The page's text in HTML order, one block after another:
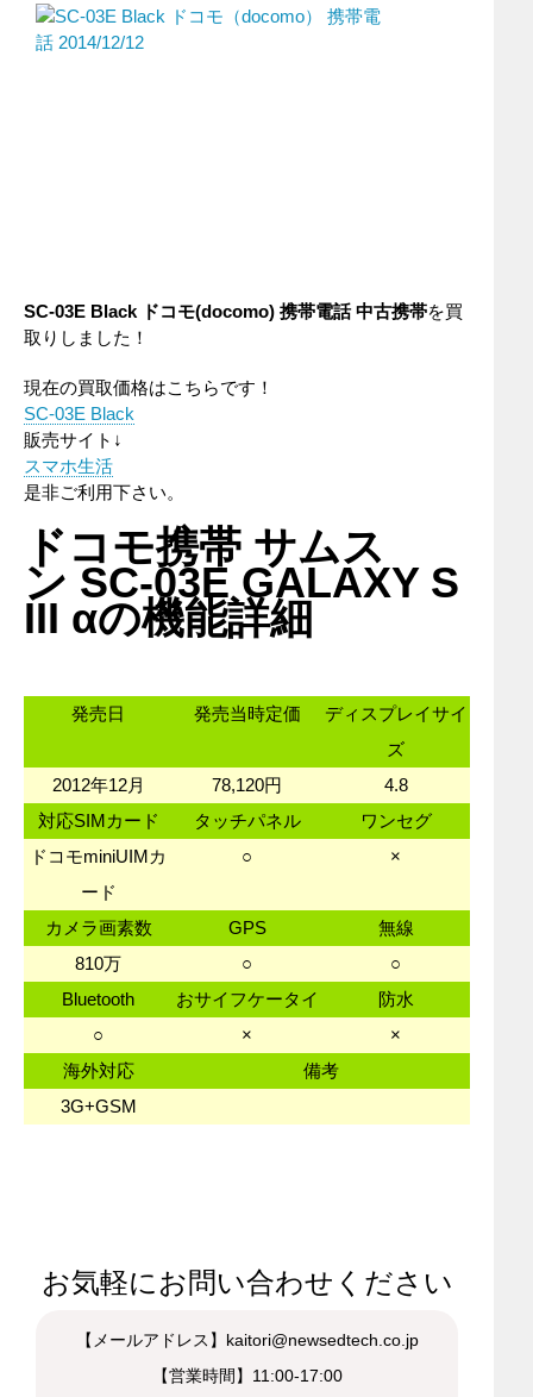
SC-03E Black ドコモ(docomo) 携帯電話 中古携帯を買
取りしました！
現在の買取価格はこちらです！
SC-03E Black
販売サイト↓
スマホ生活
是非ご利用下さい。
ドコモ携帯 サムス
ン SC-03E GALAXY S
III αの機能詳細
発売日 発売当時定価
ディスプレイサイ
ズ
2012年12月
78,120円
4.8
対応SIMカード
タッチパネル
ワンセグ
ドコモminiUIMカ
ード
○ ×
カメラ画素数 GPS
無線
810万
○
○
Bluetooth
おサイフケータイ
防水
○
×
×
海外対応
備考
3G+GSM
お気軽にお問い合わせください
【メールアドレス】kaitori@newsedtech.co.jp
【営業時間】11:00-17:00